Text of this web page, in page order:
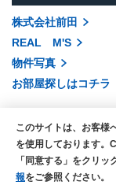
株式会社前田
REAL M'S
物件写真
お部屋探しはコチラ
COPYRIGHTS © MAEDA
このサイトは、お客様
を使用しております。
「同意する」をクリ
報をご参照ください。